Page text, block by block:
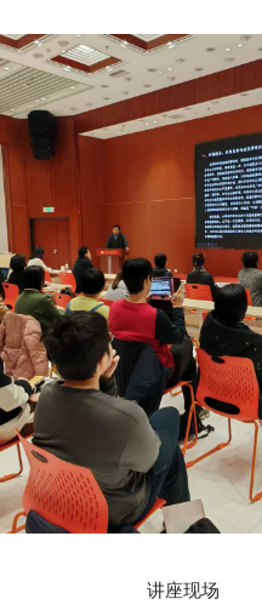
讲座现场
展树立和践行正确政绩观学习教